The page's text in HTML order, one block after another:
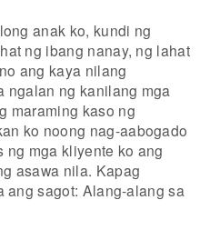
anak ko, kundi ng
ng ibang nanay, ng lahat
ang kaya nilang
ngalan ng kanilang mga
maraming kaso ng
ko noong nag-aabogado
mga kliyente ko ang
asawa nila. Kapag
ang sagot: Alang-alang sa